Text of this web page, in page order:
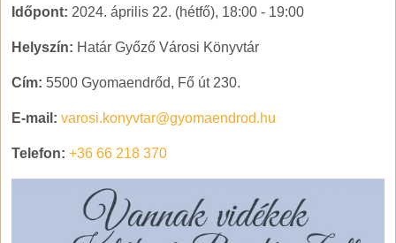
Időpont: 2024. április 22. (hétfő), 18:00 - 19:00
Helyszín: Határ Győző Városi Könyvtár
Cím: 5500 Gyomaendrőd, Fő út 230.
E-mail: varosi.konyvtar@gyomaendrod.hu
Telefon: +36 66 218 370